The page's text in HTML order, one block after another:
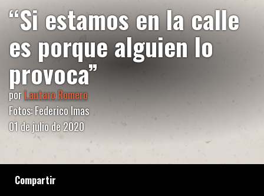
Compartir
“Si estamos en la calle
es porque alguien lo
provoca”
porLautaro Romero
Fotos: Federico Imas
01 de julio de 2020